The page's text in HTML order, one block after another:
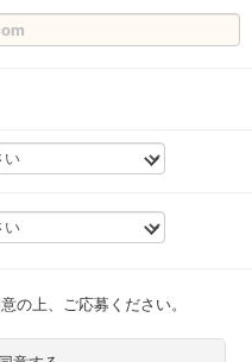
の上、ご応募ください。